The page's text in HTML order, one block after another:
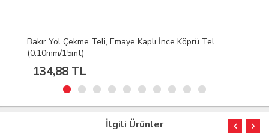
Ekran Cam Ayırma Teli Çelik Tel | 0.05mm 100metre
260,16 TL
İlgili Ürünler